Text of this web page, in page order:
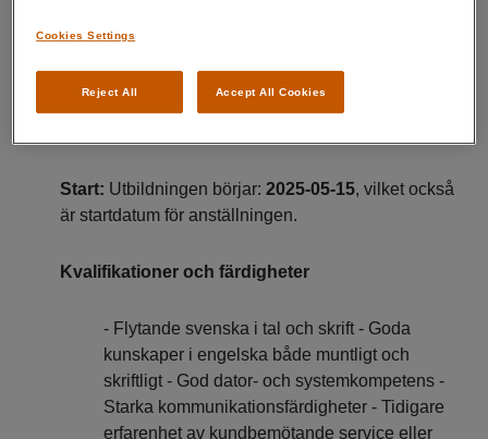
Start: Utbildningen börjar: 2025-05-15, vilket också
är startdatum för anställningen.
Kvalifikationer och färdigheter
- Flytande svenska i tal och skrift - Goda
kunskaper i engelska både muntligt och
skriftligt - God dator- och systemkompetens -
Starka kommunikationsfärdigheter - Tidigare
erfarenhet av kundbemötande service eller
Reject All Accept All Cookies
Cookies Settings